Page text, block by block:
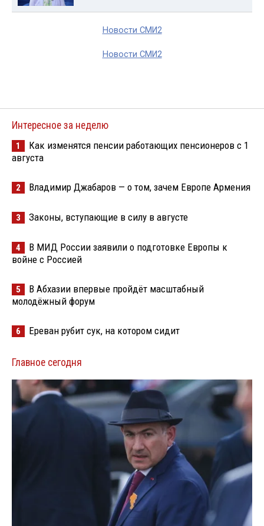
Новости СМИ2
Новости СМИ2
Интересное за неделю
1
Как изменятся пенсии работающих пенсионеров с 1
августа
2 Владимир Джабаров — о том, зачем Европе Армения
3 Законы, вступающие в силу в августе
4
В МИД России заявили о подготовке Европы к
войне с Россией
5
В Абхазии впервые пройдёт масштабный
молодёжный форум
6 Ереван рубит сук, на котором сидит
Главное сегодня